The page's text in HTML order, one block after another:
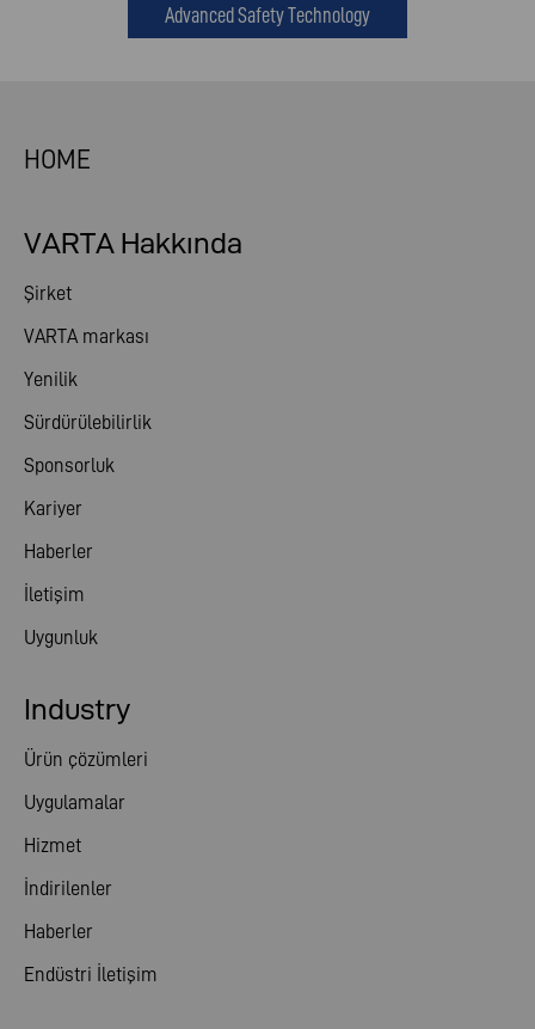
Advanced Safety Technology
HOME
VARTA Hakkında
Şirket
VARTA markası
Yenilik
Sürdürülebilirlik
Sponsorluk
Kariyer
Haberler
İletişim
Uygunluk
Industry
Ürün çözümleri
Uygulamalar
Hizmet
İndirilenler
Haberler
Endüstri İletişim